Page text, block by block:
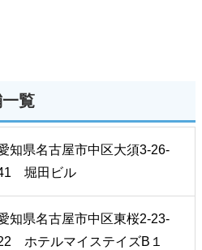
覧
知県名古屋市中区大須3-26-
堀田ビル
知県名古屋市中区東桜2-23-
ホテルマイステイズB１